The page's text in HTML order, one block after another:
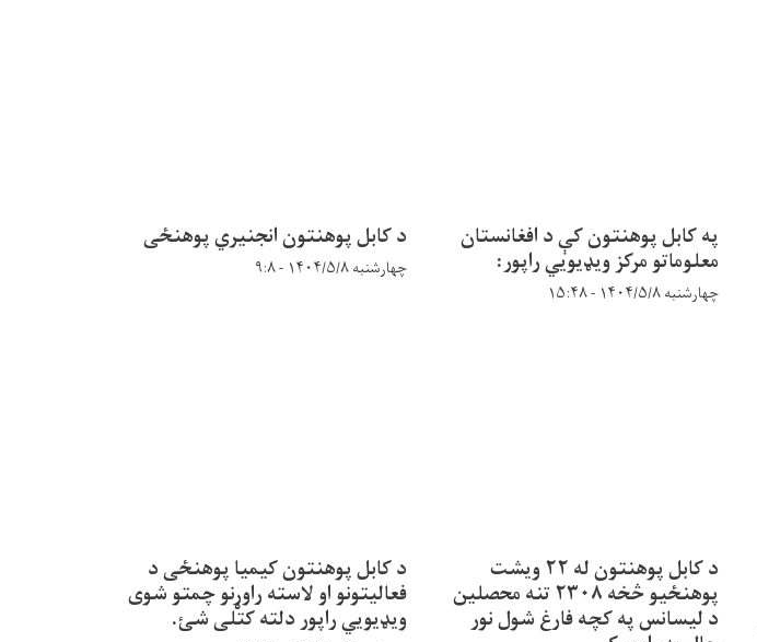
په کابل پوهنتون کې د افغانستان
معلوماتو مرکز ویډیويي راپور:
چهارشنبه ۱۴۰۴/۵/۸ - ۱۵:۴۸
د کابل پوهنتون انجنیري پوهنځی
چهارشنبه ۱۴۰۴/۵/۸ - ۹:۸
د کابل پوهنتون له ۲۲ ویشت
پوهنځیو څخه ۲۳۰۸ تنه محصلین
د لیسانس په کچه فارغ شول نور
د کابل پوهنتون کیمیا پوهنځی د
فعالیتونو او لاسته راوړنو چمتو شوی
ویډیویي راپور دلته کتلی شئ.